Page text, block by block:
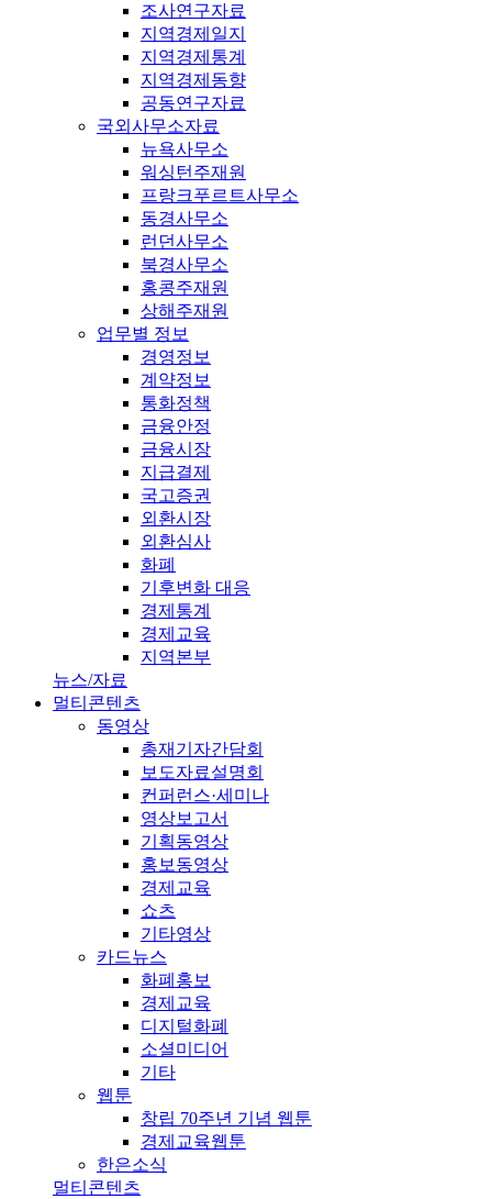
조사연구자료
지역경제일지
지역경제통계
지역경제동향
공동연구자료
국외사무소자료
뉴욕사무소
워싱턴주재원
프랑크푸르트사무소
동경사무소
런던사무소
북경사무소
홍콩주재원
상해주재원
업무별 정보
경영정보
계약정보
통화정책
금융안정
금융시장
지급결제
국고증권
외환시장
외환심사
화폐
기후변화 대응
경제통계
경제교육
지역본부
뉴스/자료
멀티콘텐츠
동영상
총재기자간담회
보도자료설명회
컨퍼런스·세미나
영상보고서
기획동영상
홍보동영상
경제교육
쇼츠
기타영상
카드뉴스
화폐홍보
경제교육
디지털화폐
소셜미디어
기타
웹툰
창립 70주년 기념 웹툰
경제교육웹툰
한은소식
멀티콘텐츠